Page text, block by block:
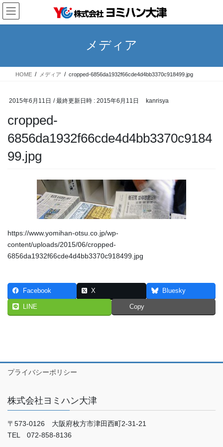
コ
ン
テ
ス
ナ
ビ
ゲ
ン
メディア
HOME メディア cropped-6856da1932f66cde4d4bb3370c918499.jpg
2015年6月11日 / 最終更新日時 : 2015年6月11日 kanrisya
cropped-
6856da1932f66cde4d4bb3370c9184
99.jpg
https://www.yomihan-otsu.co.jp/wp-
content/uploads/2015/06/cropped-
6856da1932f66cde4d4bb3370c918499.jpg
Facebook X Bluesky
LINE Copy
プライバシーポリシー
株式会社ヨミハン大津
〒573-0126 大阪府枚方市津田西町2-31-21
TEL 072-858-8136